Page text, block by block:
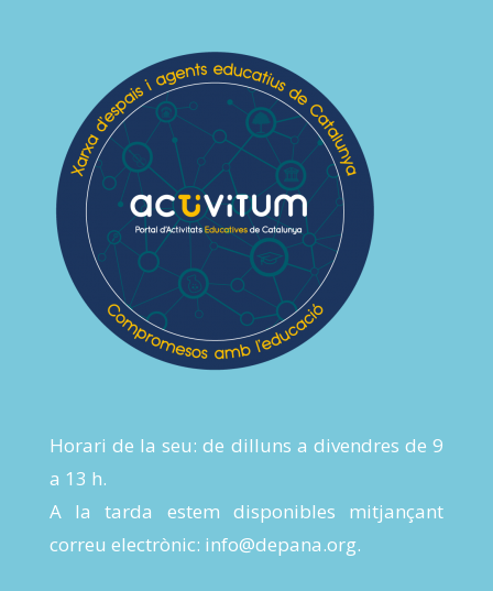
Horari de la seu: de dilluns a divendres de 9
a 13 h.
A la tarda estem disponibles mitjançant
correu electrònic: info@depana.org.